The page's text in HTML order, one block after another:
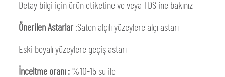
Detay bilgi için ürün etiketine ve veya TDS ine bakınız
Önerilen Astarlar :Saten alçılı yüzeylere alçı astarı
Eski boyalı yüzeylere geçiş astarı
İnceltme oranı :%10-15 su ile